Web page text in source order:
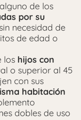
de los
por su
necesidad de
de edad o
los hijos con
o superior al 45
con sus
habitación
dobles de uso